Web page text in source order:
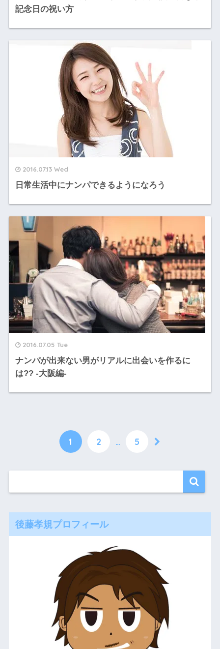
記念日の祝い方
2016.07.13 Wed
日常生活中にナンパできるようになろう
2016.07.05 Tue
ナンパが出来ない男がリアルに出会いを作るに
は?? -大阪編-
1 2 … 5
後藤孝規プロフィール